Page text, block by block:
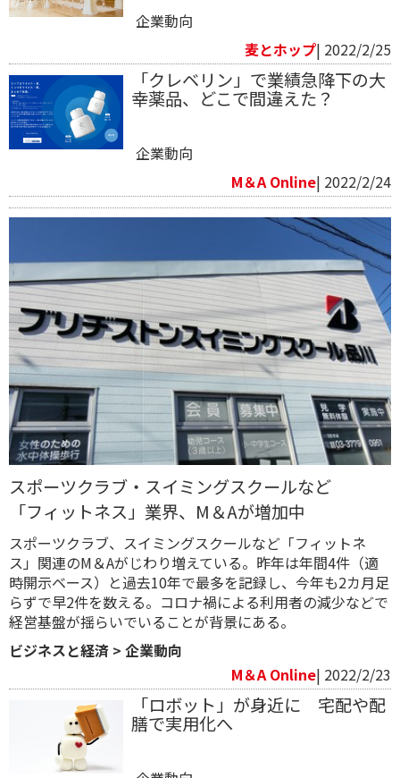
企業動向
麦とホップ| 2022/2/25
「クレベリン」で業績急降下の大
幸薬品、どこで間違えた？
企業動向
M＆A Online| 2022/2/24
スポーツクラブ・スイミングスクールなど
「フィットネス」業界、M＆Aが増加中
スポーツクラブ、スイミングスクールなど「フィットネ
ス」関連のM＆Aがじわり増えている。昨年は年間4件（適
時開示ベース）と過去10年で最多を記録し、今年も2カ月足
らずで早2件を数える。コロナ禍による利用者の減少などで
経営基盤が揺らいでいることが背景にある。
ビジネスと経済 > 企業動向
M＆A Online| 2022/2/23
「ロボット」が身近に 宅配や配
膳で実用化へ